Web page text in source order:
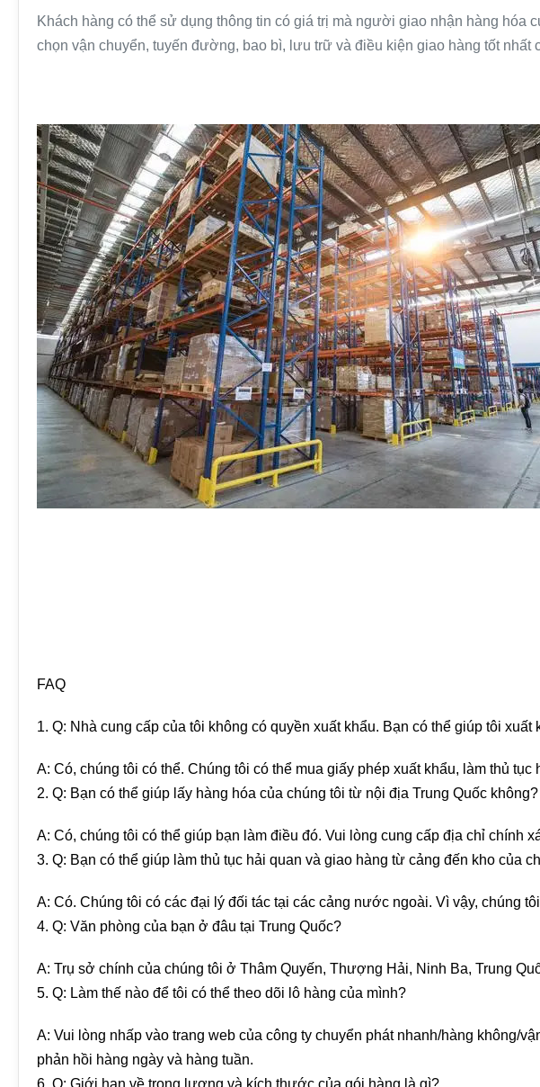
Khách hàng có thể sử dụng thông tin có giá trị mà người giao nhận hàng hóa
chọn vận chuyển, tuyến đường, bao bì, lưu trữ và điều kiện giao hàng tốt nhất
FAQ
1. Q: Nhà cung cấp của tôi không có quyền xuất khẩu. Bạn có thể giúp tôi xuất
A: Có, chúng tôi có thể. Chúng tôi có thể mua giấy phép xuất khẩu, làm thủ
2. Q: Bạn có thể giúp lấy hàng hóa của chúng tôi từ nội địa Trung Quốc không?
A: Có, chúng tôi có thể giúp bạn làm điều đó. Vui lòng cung cấp địa chỉ chính
3. Q: Bạn có thể giúp làm thủ tục hải quan và giao hàng từ cảng đến kho của
A: Có. Chúng tôi có các đại lý đối tác tại các cảng nước ngoài. Vì vậy, chúng
4. Q: Văn phòng của bạn ở đâu tại Trung Quốc?
A: Trụ sở chính của chúng tôi ở Thâm Quyến, Thượng Hải, Ninh Ba, Trung
5. Q: Làm thế nào để tôi có thể theo dõi lô hàng của mình?
A: Vui lòng nhấp vào trang web của công ty chuyển phát nhanh/hàng không/
phản hồi hàng ngày và hàng tuần.
6. Q: Giới hạn về trọng lượng và kích thước của gói hàng là gì?